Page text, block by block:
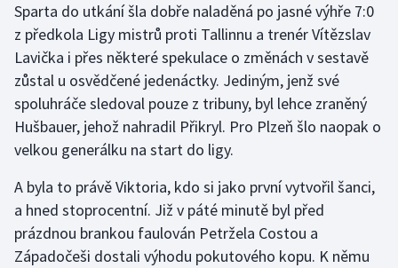
Futsal
Golf
Gymnastika
Házená
Jezdectví
Judo
Sparta do utkání šla dobře naladěná po jasné výhře 7:0
z předkola Ligy mistrů proti Tallinnu a trenér Vítězslav
Lavička i přes některé spekulace o změnách v sestavě
zůstal u osvědčené jedenáctky. Jediným, jenž své
spoluhráče sledoval pouze z tribuny, byl lehce zraněný
Hušbauer, jehož nahradil Přikryl. Pro Plzeň šlo naopak o
velkou generálku na start do ligy.
A byla to právě Viktoria, kdo si jako první vytvořil šanci,
a hned stoprocentní. Již v páté minutě byl před
prázdnou brankou faulován Petržela Costou a
Západočeši dostali výhodu pokutového kopu. K němu